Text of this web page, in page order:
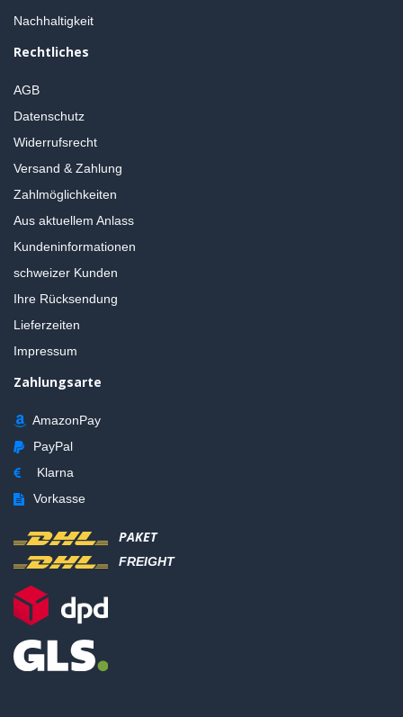
Nachhaltigkeit
Rechtliches
AGB
Datenschutz
Widerrufsrecht
Versand & Zahlung
Zahlmöglichkeiten
Aus aktuellem Anlass
Kundeninformationen
schweizer Kunden
Ihre Rücksendung
Lieferzeiten
Impressum
Zahlungsarte
AmazonPay
PayPal
Klarna
Vorkasse
PAKET
FREIGHT